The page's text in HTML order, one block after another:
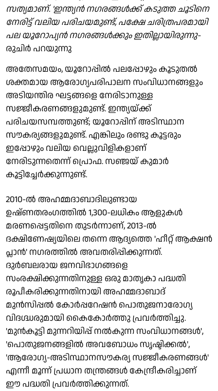
സത്യമാണ്. 'ഇന്ത്യൻ നഗരങ്ങൾക്ക് കടുത്ത ചൂടിനെ
നേരിട്ട് വലിയ പരിചയമുണ്ട്, പക്ഷേ ചരിത്രപരമായി
പല യൂറോപ്യൻ നഗരങ്ങൾക്കും ഇതില്ലായിരുന്നു-
രുചിർ പറയുന്നു
അതേസമയം, യൂറോപ്പിൽ പലപ്പോഴും കൂടുതൽ
ശക്തമായ ആരോഗ്യപരിപാലന സംവിധാനങ്ങളും
അടിയന്തിര ഘട്ടങ്ങളെ നേരിടാനുള്ള
സജ്ജീകരണങ്ങളുമുണ്ട്. ഇന്ത്യയ്ക്ക്
പരിചയസമ്പത്തുണ്ട്; യൂറോപ്പിന് അടിസ്ഥാന
സൗകര്യങ്ങളുമുണ്ട്. എങ്കിലും രണ്ടു കൂട്ടരും
ഇപ്പോഴും വലിയ വെല്ലുവിളികളാണ്
നേരിടുന്നതെന്ന് പ്രൊഫ. സഞ്ജയ് കുമാർ
കൂട്ടിച്ചേർക്കുന്നുണ്ട്.
2010-ൽ അഹമ്മദാബാദിലുണ്ടായ
ഉഷ്ണതരംഗത്തിൽ 1,300-ലധികം ആളുകൾ
മരണപ്പെട്ടതിനെ തുടർന്നാണ്, 2013-ൽ
ദക്ഷിണേഷ്യയിലെ തന്നെ ആദ്യത്തെ 'ഹീറ്റ് ആക്ഷൻ
പ്ലാൻ' നഗരത്തിൽ അവതരിപ്പിക്കുന്നത്.
ദുർബലരായ ജനവിഭാഗങ്ങളെ
സംരക്ഷിക്കുന്നതിനുള്ള ഒരു മാതൃകാ പദ്ധതി
രൂപീകരിക്കുന്നതിനായി അഹമ്മദാബാദ്
മുൻസിപ്പൽ കോർപ്പറേഷൻ പൊതുജനാരോഗ്യ
വിദഗ്ദ്ധരുമായി കൈകോർത്തു പ്രവർത്തിച്ചു.
'മുൻകൂട്ടി മുന്നറിയിപ്പ് നൽകുന്ന സംവിധാനങ്ങൾ',
'പൊതുജനങ്ങളിൽ അവബോധം സൃഷ്ടിക്കൽ',
'ആരോഗ്യ-അടിസ്ഥാനസൗകര്യ സജ്ജീകരണങ്ങൾ'
എന്നീ മൂന്ന് പ്രധാന തന്ത്രങ്ങൾ കേന്ദ്രീകരിച്ചാണ്
ഈ പദ്ധതി പ്രവർത്തിക്കുന്നത്.